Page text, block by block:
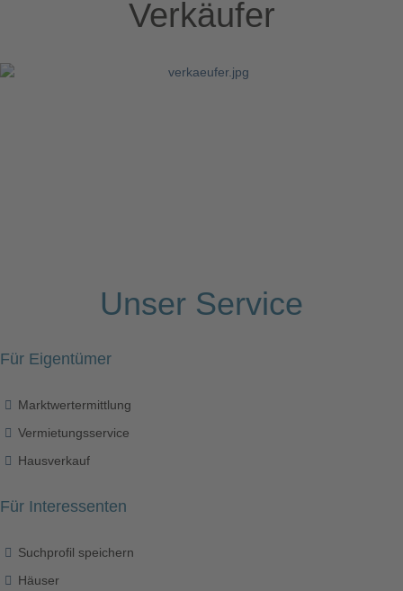
Verkäufer
Unser Service
Für Eigentümer
Marktwertermittlung
Vermietungsservice
Hausverkauf
Für Interessenten
Suchprofil speichern
Häuser